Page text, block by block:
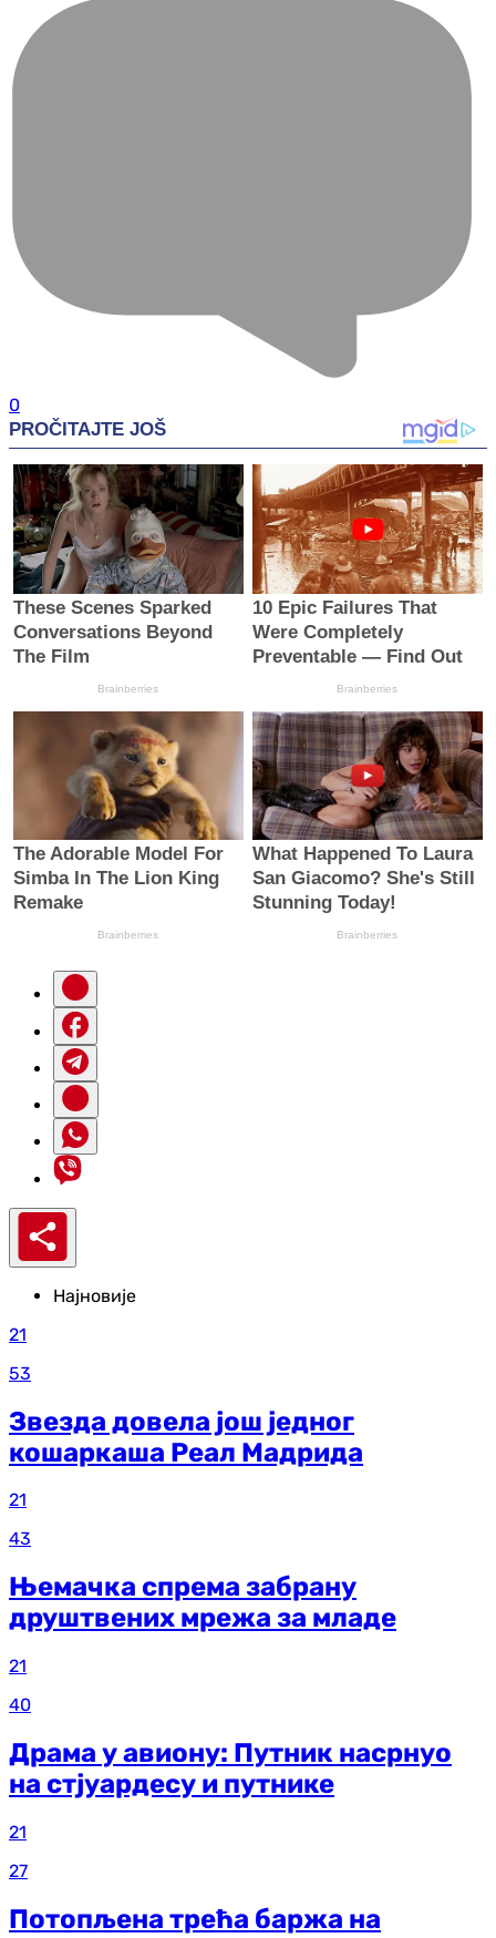
0
Најновије
21
53
Звезда довела још једног
кошаркаша Реал Мадрида
21
43
Њемачка спрема забрану
друштвених мрежа за младе
21
40
Драма у авиону: Путник насрнуо
на стјуардесу и путнике
21
27
Потопљена трећа баржа на